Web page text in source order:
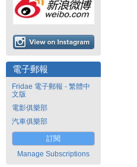
電子郵報
Fridae 電子郵報 - 繁體中
文版
電影俱樂部
汽車俱樂部
訂閱
Manage Subscriptions